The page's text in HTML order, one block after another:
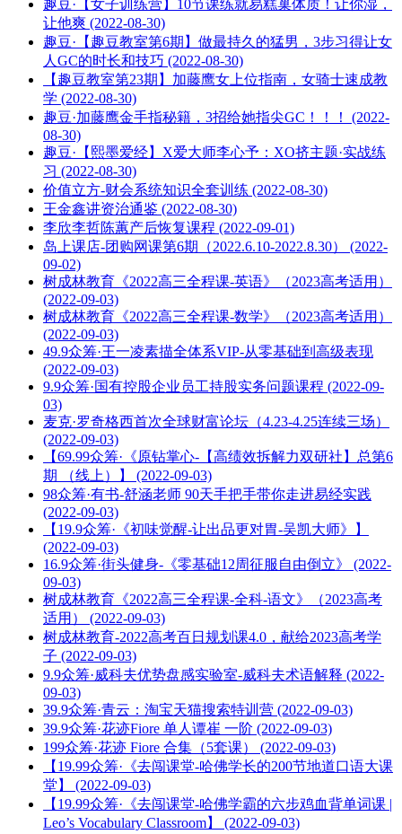
趣豆·【女子训练营】10节课练就易糕巢体质！让你湿，
让他爽 (2022-08-30)
趣豆·【趣豆教室第6期】做最持久的猛男，3步习得让女
人GC的时长和技巧 (2022-08-30)
【趣豆教室第23期】加藤鹰女上位指南，女骑士速成教
学 (2022-08-30)
趣豆·加藤鹰金手指秘籍，3招给她指尖GC！！！ (2022-
08-30)
趣豆·【熙墨爱经】X爱大师李心予：XO挤主题·实战练
习 (2022-08-30)
价值立方-财会系统知识全套训练 (2022-08-30)
王金鑫讲资治通鉴 (2022-08-30)
李欣李哲陈蕙产后恢复课程 (2022-09-01)
岛上课店-团购网课第6期（2022.6.10-2022.8.30） (2022-
09-02)
树成林教育《2022高三全程课-英语》（2023高考适用）
(2022-09-03)
树成林教育《2022高三全程课-数学》（2023高考适用）
(2022-09-03)
49.9众筹·王一凌素描全体系VIP-从零基础到高级表现
(2022-09-03)
9.9众筹·国有控股企业员工持股实务问题课程 (2022-09-
03)
麦克·罗奇格西首次全球财富论坛（4.23-4.25连续三场）
(2022-09-03)
【69.99众筹·《原钻掌心-【高绩效拆解力双研社】总第6
期 （线上）】 (2022-09-03)
98众筹·有书-舒涵老师 90天手把手带你走进易经实践
(2022-09-03)
【19.9众筹·《初味觉醒-让出品更对胃-吴凯大师》】
(2022-09-03)
16.9众筹·街头健身-《零基础12周征服自由倒立》 (2022-
09-03)
树成林教育《2022高三全程课-全科-语文》（2023高考
适用） (2022-09-03)
树成林教育-2022高考百日规划课4.0，献给2023高考学
子 (2022-09-03)
9.9众筹·威科夫优势盘感实验室-威科夫术语解释 (2022-
09-03)
39.9众筹·青云：淘宝天猫搜索特训营 (2022-09-03)
39.9众筹·花迹Fiore 单人谭崔 一阶 (2022-09-03)
199众筹·花迹 Fiore 合集（5套课） (2022-09-03)
【19.99众筹·《去闯课堂-哈佛学长的200节地道口语大课
堂】 (2022-09-03)
【19.99众筹·《去闯课堂-哈佛学霸的六步鸡血背单词课 |
Leo’s Vocabulary Classroom】 (2022-09-03)